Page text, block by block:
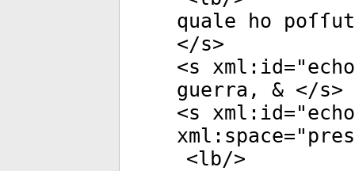
quale ho
</s>
<s xml:id="
guerra, & </s>
<s xml:id="
xml:space="
<lb/>